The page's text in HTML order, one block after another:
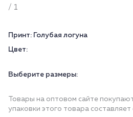
/ 1
Принт: Голубая логуна
Цвет:
Выберите размеры:
Товары на оптовом сайте
упаковки этого товара составляет